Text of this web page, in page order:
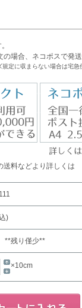
場合、ネコポスで発
定に収まらない場合は宅急
送料などより詳しくは
)
残り僅少**
×10cm